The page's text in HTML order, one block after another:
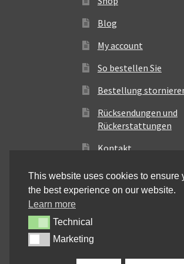
Blog
My account
So bestellen Sie
Bestellung
Rücksendungen und
Rückerstattungen
Kontakt
This website uses cookies to ensure
the best experience on our website.
Learn more
TechnicalTechnical
MarketingMarketing